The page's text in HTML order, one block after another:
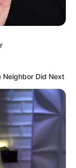
Neighbor Did Next